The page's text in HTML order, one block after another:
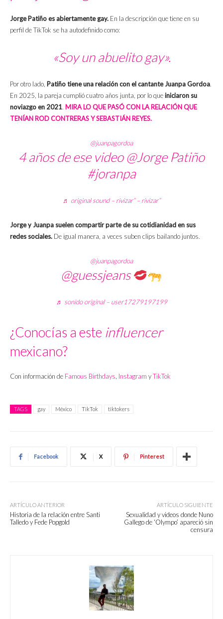
Jorge Patiño es abiertamente gay. En la descripción que tiene en su
perfil de TikTok se ha autodefinido como:
«Soy un abuelito gay».
Por otro lado, Patiño tiene una relación con el cantante Juanpa Gordoa.
En 2025, la pareja cumplió cuatro años junta, por lo queiniciaron su
noviazgo en 2021. MIRA LO QUE PASÓ CON LA RELACIÓN QUE
TENÍAN ROD CONTRERAS Y SEBASTIÁN REYES.
@juanpagordoa
4 años de ese video @Jorge Patiño
#joranpa
♬ original sound – rivizar” – rivizar”
Jorge y Juanpa suelen compartir parte de su cotidianidad en sus
redes sociales. De igual manera, a veces suben clips bailando juntos.
@juanpagordoa
@guessjeans
♬ sonido original – user17279197199
¿Conocías a este influencer
mexicano?
Con información de Famous Birthdays, Instagram yTikTok
TAGS gay México TikTok tiktokers
Facebook X Pinterest
ARTÍCULO ANTERIOR
Historia de la relación entre Santi
Talledo y Fede Popgold
ARTÍCULO SIGUIENTE
Sexualidad y videos donde Nuno
Gallego de ‘Olympo’ apareció sin
censura